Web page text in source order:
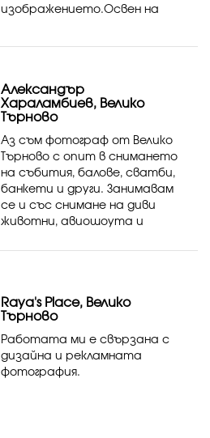
изображението.Освен на
Александър
Хараламбиев, Велико
Търново
Аз съм фотограф от Велико
Търново с опит в снимането
на събития, балове, сватби,
банкети и други. Занимавам
се и със снимане на диви
животни, авиошоута и
желаете да използвате
Raya's Place, Велико
Търново
Работата ми е свързана с
дизайна и рекламната
фотография.